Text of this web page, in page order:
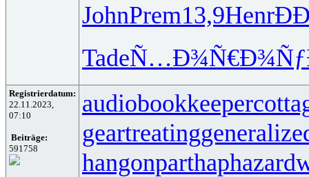
JohnPrem13,9Henr
TadeÑ…Ð¾Ñ€Ð¾
Registrierdatum:
22.11.2023,
07:10
Beiträge:
591758
audiobookkeeper
geartreating
hangonpart